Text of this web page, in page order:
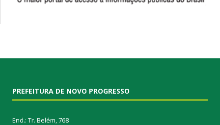
PREFEITURA DE NOVO PROGRESSO
End.: Tr. Belém, 768